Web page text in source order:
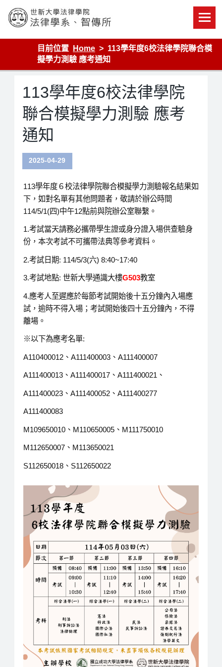
content
世新大學法律學院-法律學系-智慧財產暨科技法律研究所
目前位置
Home
113學年度6校法律學院聯合模
擬學力測驗 應考通知
113學年度6校法律學院
聯合模擬學力測驗 應考
通知
2025-04-29
113學年度６校法律學院聯合模擬學力測驗報名結果如
下，如對名單有其他問題者，敬請於辦公時間
114/5/1(四)中午12點前與院辦公室聯繫。
1.考試當天請務必攜帶學生證或身分證入場供查驗身
份，本次考試不可攜帶法典等參考資料。
2.考試日期: 114/5/3(六) 8:40~17:40
3.考試地點: 世新大學通識大樓G503教室
4.應考人至遲應於每節考試開始後十五分鐘內入場應
試，逾時不得入場；考試開始後四十五分鐘內，不得
離場。
※以下為應考名單:
A110400012、A111400003、A111400007
A111400013、A111400017、A111400021、
A111400023、A111400052、A111400277
A111400083
M109650010、M110650005、M111750010
M112650007、M113650021
S112650018、S112650022